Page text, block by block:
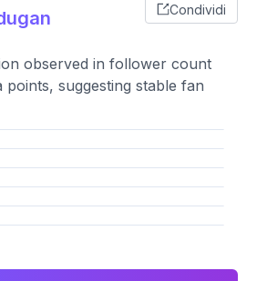
Condividi
observed in follower count
suggesting stable fan